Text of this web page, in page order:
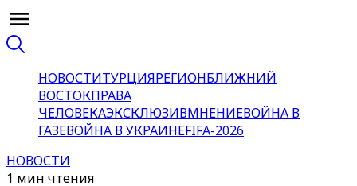
НОВОСТИТУРЦИЯРЕГИОНБЛИЖНИЙ
ВОСТОКПРАВА
ЧЕЛОВЕКАЭКСКЛЮЗИВМНЕНИЕВОЙНА В
ГАЗЕВОЙНА В УКРАИНЕFIFA-2026
НОВОСТИ
1 мин чтения